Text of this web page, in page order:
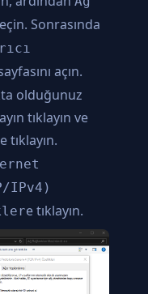
Sonrasında
açın.
olduğunuz
tıklayın ve
e tıklayın.
IPv4)
e tıklayın.